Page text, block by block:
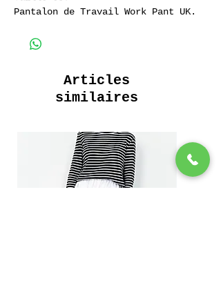
Pantalon de Travail Work Pant UK.
100% Coton Sergé.
Articles
similaires